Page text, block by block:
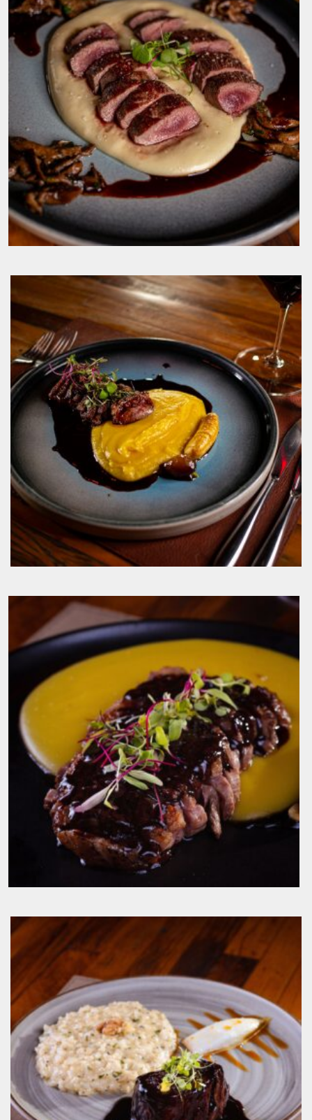
Lombo de Cordeiro e Aligot
Lombo de Cordeiro, Purê de Dois Queijos,
Funghi e Molho de Jabuticaba
Magret de Pato ao Vinho do Porto, Purê de
Mandioquinha, Banana Ouro e Mini Cebola
Caramelizada no Capim Santo
Magret de Pato e Purê de Mandioquinha